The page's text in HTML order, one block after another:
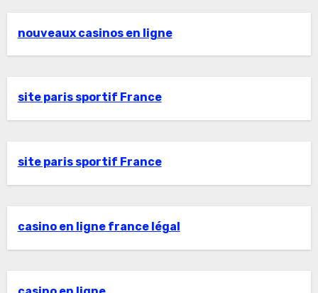
nouveaux casinos en ligne
site paris sportif France
site paris sportif France
casino en ligne france légal